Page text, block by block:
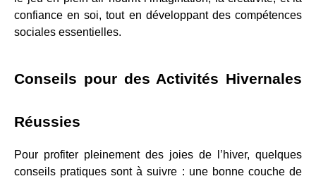
confiance en soi, tout en développant des compétences
sociales essentielles.
Conseils pour des Activités Hivernales
Réussies
Pour profiter pleinement des joies de l’hiver, quelques
conseils pratiques sont à suivre : une bonne couche de